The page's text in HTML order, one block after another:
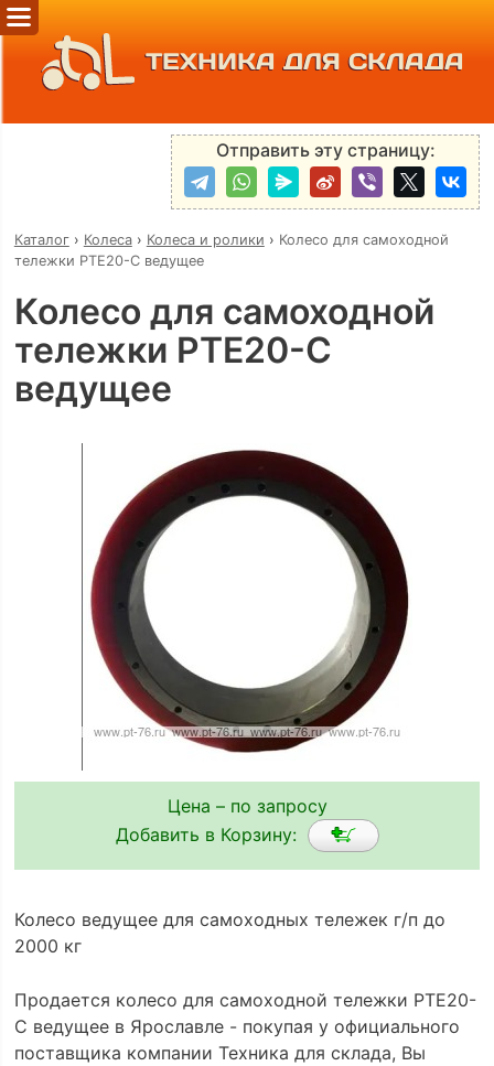
ТЕХНИКА ДЛЯ СКЛАДА
Отправить эту страницу:
Каталог› Колеса› Колеса и ролики › Колесо для самоходной
тележки PTE20-С ведущее
Колесо для самоходной
тележки PTE20-С
ведущее
Цена – по запросу
Добавить в Корзину:
Колесо ведущее для самоходных тележек г/п до
2000 кг
Продается колесо для самоходной тележки PTE20-
С ведущее в Ярославле - покупая у официального
поставщика компании Техника для склада, Вы